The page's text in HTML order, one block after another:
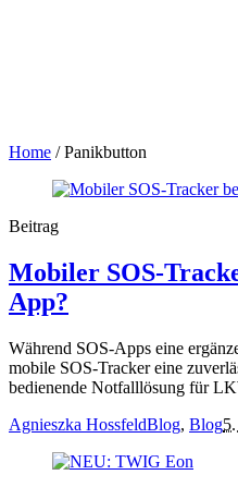
Home /Panikbutton
Beitrag
Mobiler SOS-
App?
Während SOS-Apps eine
mobile SOS-Tracker eine
bedienende Notfalllösung für
Agnieszka HossfeldBlog, Blog